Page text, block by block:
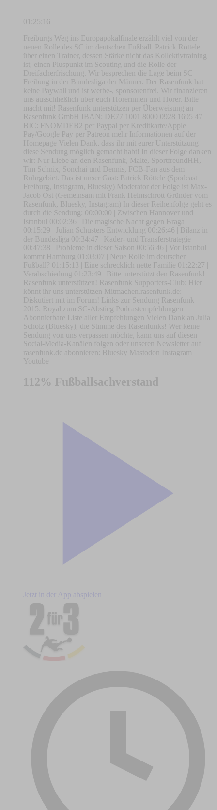
01:25:16
Freiburgs Weg ins Europapokalfinale erzählt viel von der
neuen Rolle des SC im deutschen Fußball. Patrick Röttele
über einen Trainer, dessen Stärke nicht das Kollektivtraining
ist, einen Pluspunkt im Scouting und die Rolle der
Dreifacherfrischung. Wir besprechen die Lage beim SC
Freiburg in der Bundesliga der Männer. Der Rasenfunk hat
keine Paywall und ist werbe-, sponsorenfrei. Wir finanzieren
uns ausschließlich über euch Hörerinnen und Hörer. Bitte
macht mit! Rasenfunk unterstützen per Überweisung an
Rasenfunk GmbH IBAN: DE77 1001 8000 0928 1695 47
BIC: FNOMDEB2 per Paypal per Kreditkarte/Apple
Pay/Google Pay per Patreon mehr Informationen auf der
Homepage Vielen Dank, dass ihr mit eurer Unterstützung
diese Sendung möglich gemacht habt! In dieser Folge danken
wir: Nur Liebe an den Rasenfunk, Malte, SportfreundHH,
Tim Schnix, Sonchai und Dennis, FCB-Fan aus dem
Ruhrgebiet. Das ist unser Gast: Patrick Röttele (Spodcast
Freiburg, Instagram, Bluesky) Moderator der Folge ist Max-
Jacob Ost (Gemeinsam mit Frank Helmschrott Gründer vom
Rasenfunk, Bluesky, Instagram) In dieser Reihenfolge geht es
durch die Sendung: 00:00:00 | Zwischen Hannover und
Istanbul 00:02:36 | Die magische Nacht gegen Braga
00:15:29 | Julian Schusters Entwicklung 00:26:46 | Bilanz in
der Bundesliga 00:34:47 | Kader- und Transferstrategie
00:47:38 | Probleme in dieser Saison 00:56:46 | Vor Istanbul
kommt Hamburg 01:03:07 | Neue Rolle im deutschen
Fußball? 01:15:13 | Eine schrecklich nette Familie 01:22:27 |
Verabschiedung 01:23:49 | Bitte unterstützt den Rasenfunk!
Rasenfunk unterstützen! Rasenfunk Supporters-Club: Hier
könnt ihr uns unterstützen Mitmachen.rasenfunk.de:
Diskutiert mit im Forum! Links zur Sendung Rasenfunk
2015: Royal zum SC-Abstieg Podcastempfehlungen
Abonnierbare Liste aller Empfehlungen Vielen Dank an Julia
Scholz (Bluesky), die Stimme des Rasenfunks! Wer keine
Sendung von uns verpassen möchte, kann uns auf diesen
Social-Media-Kanälen folgen oder unseren Newsletter auf
rasenfunk.de abonnieren: Bluesky Mastodon Instagram
Youtube
112% Fußballsachverstand
Jetzt in der App abspielen